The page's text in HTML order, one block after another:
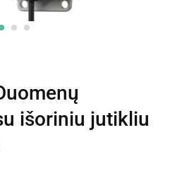
išoriniu jutikliu